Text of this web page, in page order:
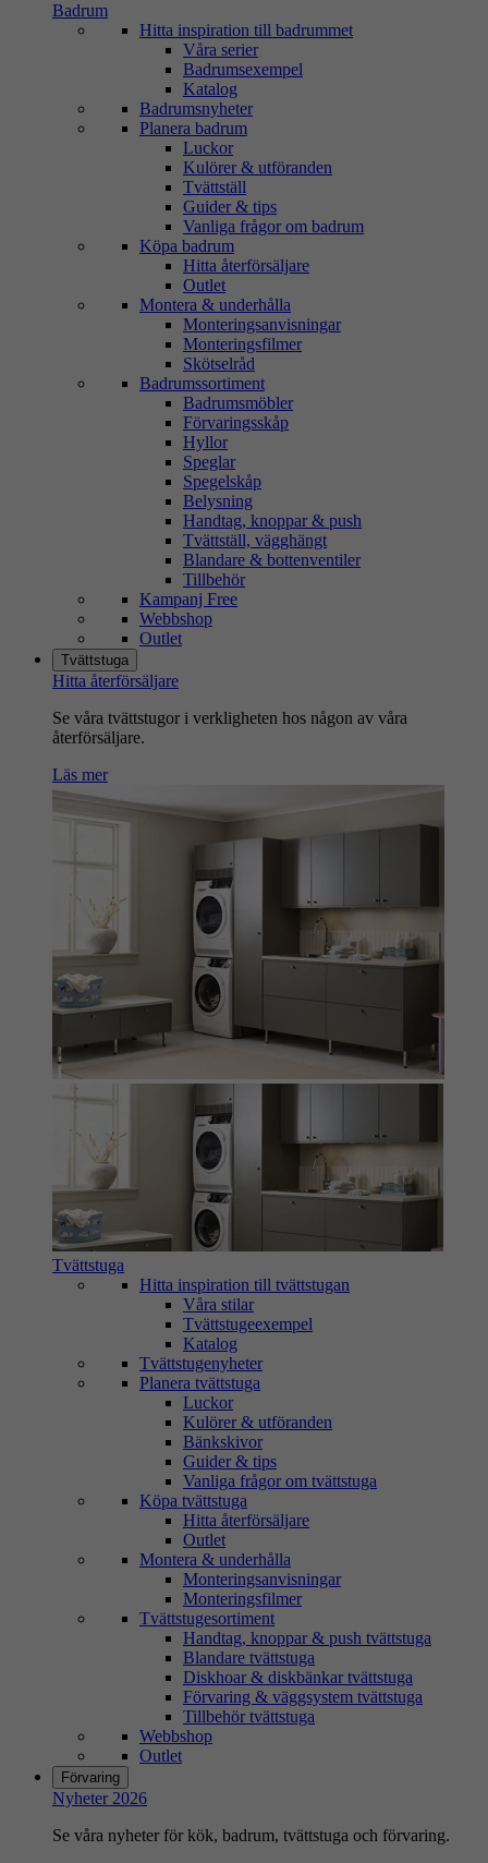
Badrum
Hitta inspiration till badrummet
Våra serier
Badrumsexempel
Katalog
Badrumsnyheter
Planera badrum
Luckor
Kulörer & utföranden
Tvättställ
Guider & tips
Vanliga frågor om badrum
Köpa badrum
Hitta återförsäljare
Outlet
Montera & underhålla
Monteringsanvisningar
Monteringsfilmer
Skötselråd
Badrumssortiment
Badrumsmöbler
Förvaringsskåp
Hyllor
Speglar
Spegelskåp
Belysning
Handtag, knoppar & push
Tvättställ, vägghängt
Blandare & bottenventiler
Tillbehör
Kampanj Free
Webbshop
Outlet
Tvättstuga
Hitta återförsäljare
Se våra tvättstugor i verkligheten hos någon av våra
återförsäljare.
Läs mer
Tvättstuga
Hitta inspiration till tvättstugan
Våra stilar
Tvättstugeexempel
Katalog
Tvättstugenyheter
Planera tvättstuga
Luckor
Kulörer & utföranden
Bänkskivor
Guider & tips
Vanliga frågor om tvättstuga
Köpa tvättstuga
Hitta återförsäljare
Outlet
Montera & underhålla
Monteringsanvisningar
Monteringsfilmer
Tvättstugesortiment
Handtag, knoppar & push tvättstuga
Blandare tvättstuga
Diskhoar & diskbänkar tvättstuga
Förvaring & väggsystem tvättstuga
Tillbehör tvättstuga
Webbshop
Outlet
Förvaring
Nyheter 2026
Se våra nyheter för kök, badrum, tvättstuga och förvaring.